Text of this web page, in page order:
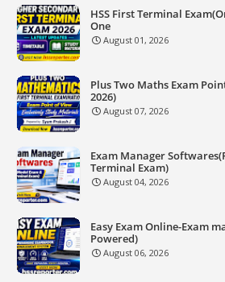
HSS First Terminal
One
August 01, 2026
Plus Two Maths Exam
2026)
August 07, 2026
Exam Manager
Terminal Exam)
August 04, 2026
Easy Exam Online-Exam
Powered)
August 06, 2026